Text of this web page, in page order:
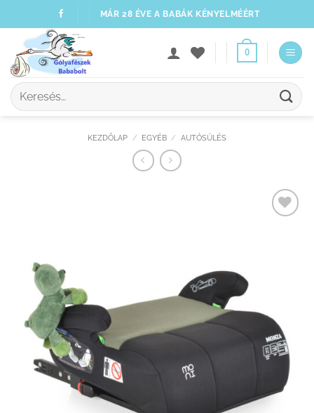
to
content
MÁR 28 ÉVE A BABÁK KÉNYELMÉÉRT
0
Keresés
a
KEZDŐLAP / EGYÉB / AUTÓSÜLÉS